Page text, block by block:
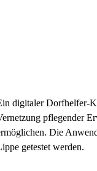
digitaler Dorfhelfer-
pflegender
Die
getestet werden.